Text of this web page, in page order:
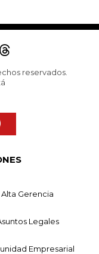
reservados.
Alta Gerencia
Legales
Empresarial